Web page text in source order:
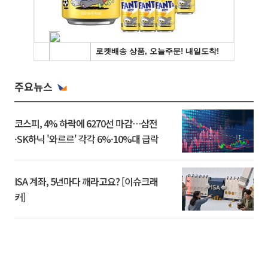
주요뉴스
코스피, 4% 하락에 6270선 마감…삼전
·SK하닉 '와르르' 각각 6%·10%대 급락
ISA 계좌, 5년마다 깨라고요? [이슈크래
커]